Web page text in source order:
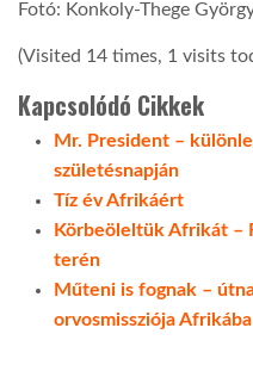
Fotó: Konkoly-Thege
(Visited 14 times, 1 visits
Kapcsolódó Cikkek
Mr. President –
születésnapján
Tíz év Afrikáért
Körbeöleltük Afrikát –
terén
Műteni is fognak –
orvosmissziója Afrikába